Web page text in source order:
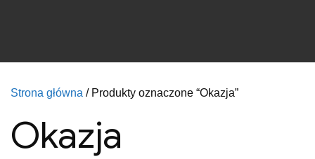
Strona główna / Produkty oznaczone “Okazja”
Okazja